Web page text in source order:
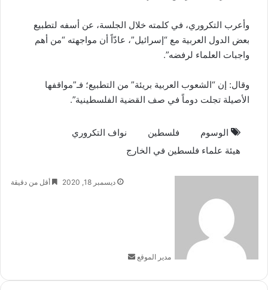
وأعرب التكروري، في كلمته خلال الجلسة، عن أسفه لتطبيع
بعض الدول العربية مع “إسرائيل”، عادّاً أن مواجهته “من أهم
واجبات العلماء لرفضه”.
وقال: إن “الشعوب العربية بريئة” من التطبيع؛ فـ”مواقفها
الأصيلة تجلت دوماً في صف القضية الفلسطينية”.
الوسوم فلسطين
نواف التكروري
هيئة علماء فلسطين في الخارج
مدير الموقع
أرسلديسمبر 18, 2020 أقل من دقيقة